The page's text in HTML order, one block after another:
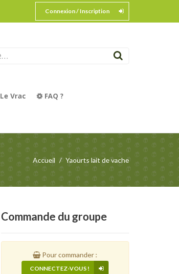
Connexion / Inscription
Le Vrac FAQ ?
Accueil Yaourts lait de vache
Commande du groupe
Pour commander :
CONNECTEZ-VOUS !